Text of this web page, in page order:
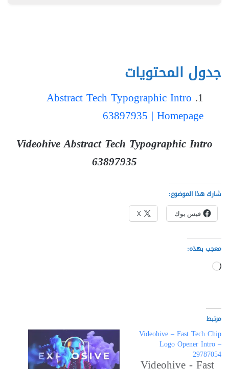
جدول المحتويات
Abstract Tech Typographic Intro
63897935 | Homepage
Videohive Abstract Tech Typographic Intro
63897935
شارك هذا الموضوع:
فيس بوك X
معجب بهذه:
جاري
مرتبط
Videohive – Fast Tech Chip
Logo Opener Intro –
29787054